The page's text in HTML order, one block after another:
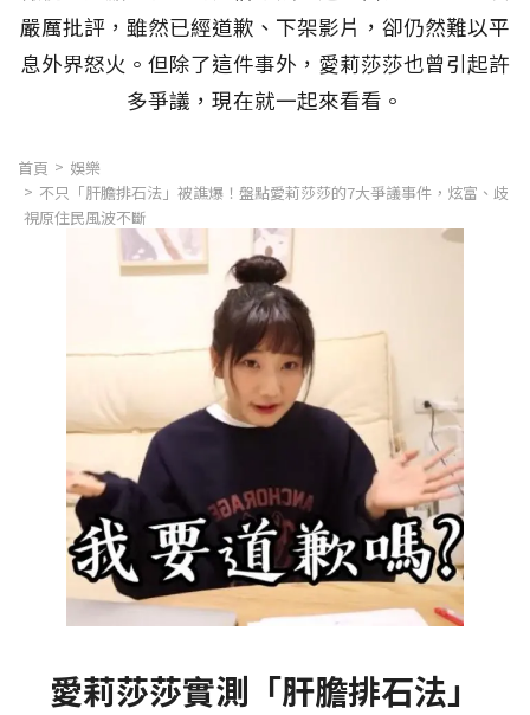
嚴厲批評，雖然已經道歉、下架影片，卻仍然難以平
息外界怒火。但除了這件事外，愛莉莎莎也曾引起許
多爭議，現在就一起來看看。
首頁
娛樂
不只「肝膽排石法」被譙爆！盤點愛莉莎莎的7大爭議事件，炫富、歧
視原住民風波不斷
愛莉莎莎實測「肝膽排石法」